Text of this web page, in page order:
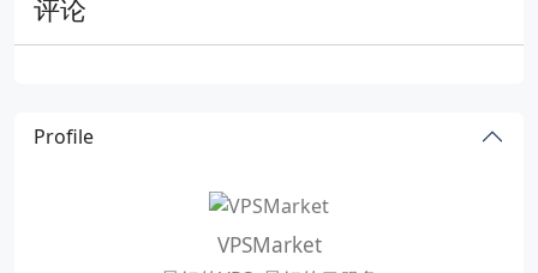
评论
Profile
VPSMarket